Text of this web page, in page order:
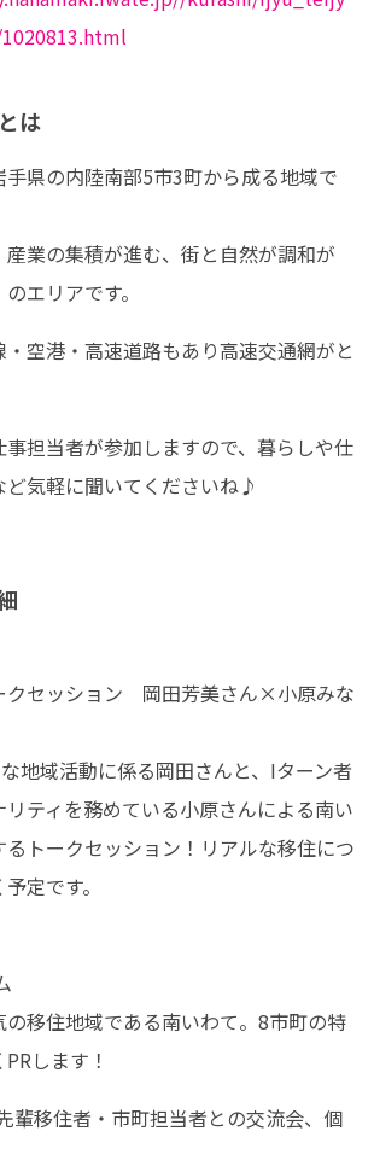
は
県の内陸南部5市3町から成る地域で
業の集積が進む、街と自然が調和が
エリアです。
空港・高速道路もあり高速交通網がと
担当者が参加しますので、暮らしや仕
ど気軽に聞いてくださいね♪
セッション　岡田芳美さん×小原みな
地域活動に係る岡田さんと、Iターン者
ティを務めている小原さんによる南い
トークセッション！リアルな移住につ
定です。
移住地域である南いわて。8市町の特
します！
移住者・市町担当者との交流会、個